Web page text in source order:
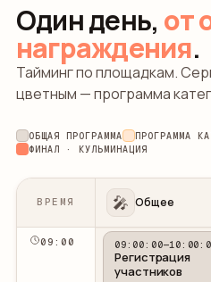
Один день, от
награждения.
Тайминг по площадкам.
цветным — программа
ОБЩАЯ ПРОГРАММА
ПРОГРАММА
ФИНАЛ · КУЛЬМИНАЦИЯ
ВРЕМЯ 🎤 Общее
09 :00 09:00:00—
Регистрация
участников